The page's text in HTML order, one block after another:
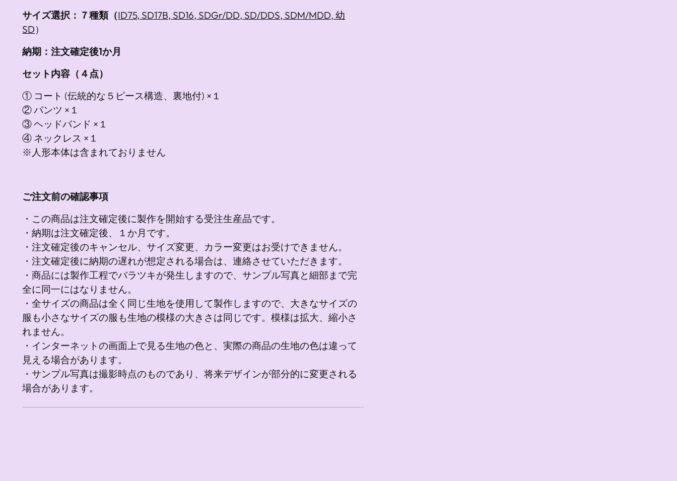
サイズ選択：７種類（ID75, SD17B, SD16, SDGr/DD, SD/DDS, SDM/MDD, 幼
SD）
納期：注文確定後1か月
セット内容（４点）
① コート (伝統的な５ピース構造、裏地付) ×１
② パンツ ×１
③ ヘッドバンド ×１
④ ネックレス ×１
※人形本体は含まれておりません
ご注文前の確認事項
・この商品は注文確定後に製作を開始する受注生産品です。
・納期は注文確定後、１か月です。
・注文確定後のキャンセル、サイズ変更、カラー変更はお受けできません。
・注文確定後に納期の遅れが想定される場合は、連絡させていただきます。
・商品には製作工程でバラツキが発生しますので、サンプル写真と細部まで完
全に同一にはなりません。
・全サイズの商品は全く同じ生地を使用して製作しますので、大きなサイズの
服も小さなサイズの服も生地の模様の大きさは同じです。模様は拡大、縮小さ
れません。
・インターネットの画面上で見る生地の色と、実際の商品の生地の色は違って
見える場合があります。
・サンプル写真は撮影時点のものであり、将来デザインが部分的に変更される
場合があります。